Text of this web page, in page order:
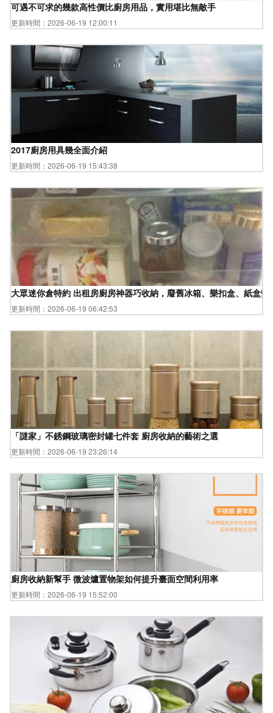
可遇不可求的幾款高性價比廚房用品，實用堪比無敵手
更新時間：2026-06-19 12:00:11
2017廚房用具幾全面介紹
更新時間：2026-06-19 15:43:38
大眾迷你倉特約 出租房廚房神器巧收納，廢舊冰箱、樂扣盒、紙盒變
更新時間：2026-06-19 06:42:53
「謎家」不銹鋼玻璃密封罐七件套 廚房收納的藝術之選
更新時間：2026-06-19 23:26:14
廚房收納新幫手 微波爐置物架如何提升臺面空間利用率
更新時間：2026-06-19 15:52:00